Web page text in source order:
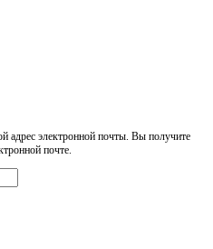
адрес электронной почты. Вы получите
почте.